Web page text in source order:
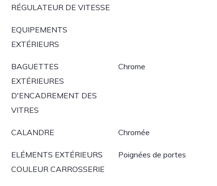
RÉGULATEUR DE VITESSE
EQUIPEMENTS
EXTÉRIEURS
BAGUETTES
EXTÉRIEURES
D'ENCADREMENT DES
VITRES
Chrome
CALANDRE Chromée
ELÉMENTS EXTÉRIEURS
COULEUR CARROSSERIE
Poignées de portes